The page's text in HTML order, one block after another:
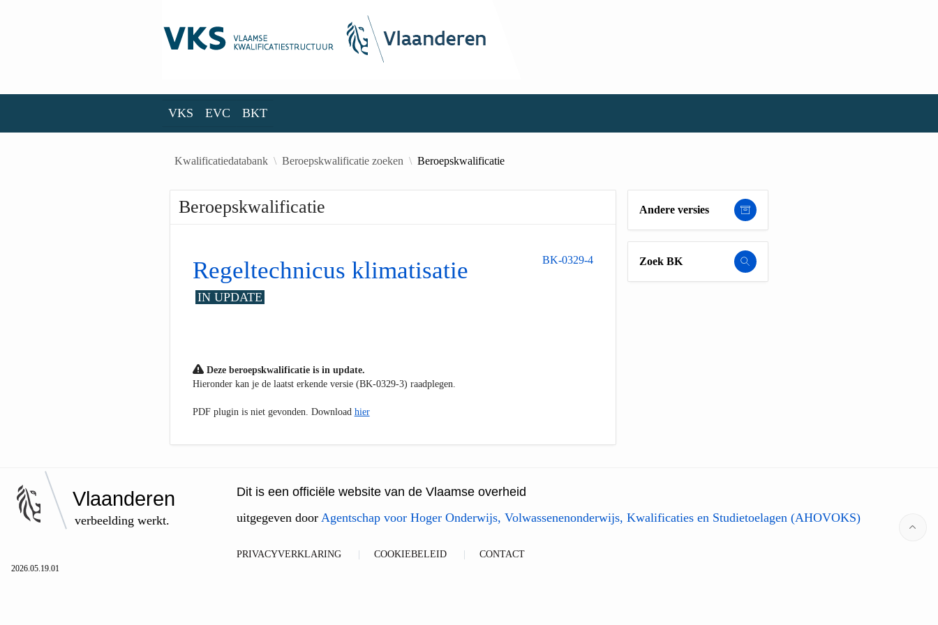
VKS EVC BKT
Kwalificatiedatabank Beroepskwalificatie zoeken Beroepskwalificatie
Beroepskwalificatie
Regeltechnicus klimatisatie BK-0329-4
IN UPDATE
Deze beroepskwalificatie is in update.
Hieronder kan je de laatst erkende versie (BK-0329-3) raadplegen.
PDF plugin is niet gevonden. Download hier
Andere versies
Zoek BK
Vlaanderen
verbeelding werkt.
Dit is een officiële website van de Vlaamse overheid
uitgegeven door Agentschap voor Hoger Onderwijs, Volwassenenonderwijs, Kwalificaties en Studietoelagen (AHOVOKS)
PRIVACYVERKLARING COOKIEBELEID CONTACT
2026.05.19.01